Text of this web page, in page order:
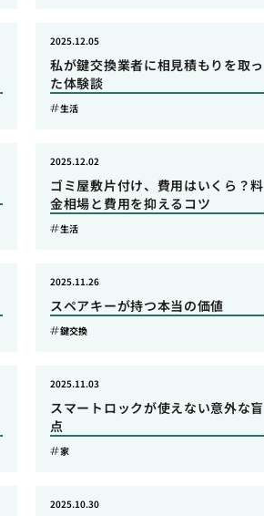
私が鍵交換業者に相見積もりを取っ
た体験談
2025.12.05
生活
ゴミ屋敷片付け、費用はいくら？料
金相場と費用を抑えるコツ
2025.12.02
生活
スペアキーが持つ本当の価値
2025.11.26
鍵交換
スマートロックが使えない意外な盲
点
2025.11.03
家
2025.10.30